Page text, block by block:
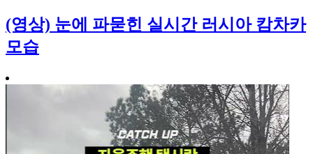
(영상) 눈에 파묻힌 실시간 러시아 캄차카
모습